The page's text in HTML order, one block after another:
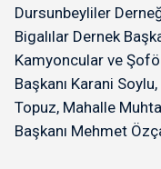
Dursunbeyliler
Bigalılar Dernek
Kamyoncular ve
Başkanı Karani
Topuz, Mahalle
Başkanı Mehmet